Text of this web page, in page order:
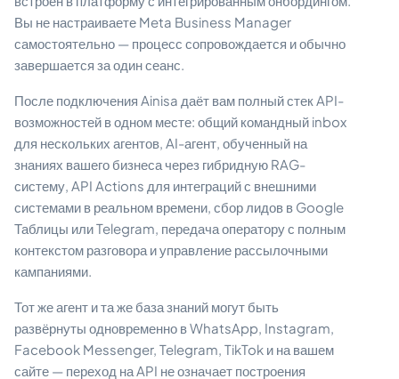
Вы не настраиваете Meta Business Manager
самостоятельно — процесс сопровождается и обычно
завершается за один сеанс.
После подключения Ainisa даёт вам полный стек API-
возможностей в одном месте: общий командный inbox
для нескольких агентов, AI-агент, обученный на
знаниях вашего бизнеса через гибридную RAG-
систему, API Actions для интеграций с внешними
системами в реальном времени, сбор лидов в Google
Таблицы или Telegram, передача оператору с полным
контекстом разговора и управление рассылочными
кампаниями.
Тот же агент и та же база знаний могут быть
развёрнуты одновременно в WhatsApp, Instagram,
Facebook Messenger, Telegram, TikTok и на вашем
сайте — переход на API не означает построения